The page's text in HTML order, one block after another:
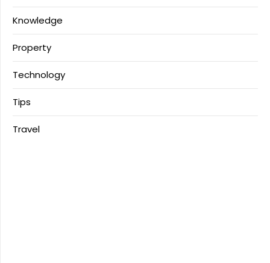
Knowledge
Property
Technology
Tips
Travel